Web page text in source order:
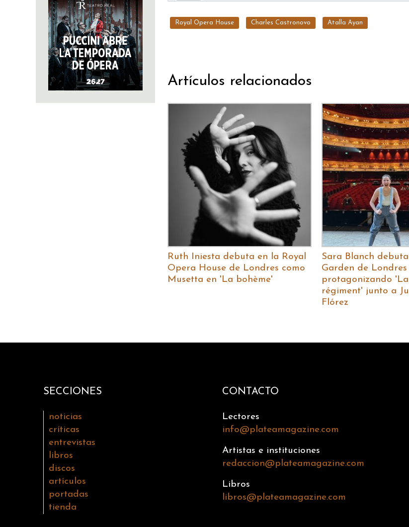
Royal Opera House Charles Castronovo Atalla Ayan
Artículos relacionados
Ruth Iniesta debuta en la Royal
Opera House de Londres como
Musetta en 'La bohème'
Sara Blanch
Garden de Londres
protagonizando
régiment' junto a
Flórez
SECCIONES
noticias
críticas
entrevistas
libros
discos
artículos
portadas
tienda
CONTACTO
Lectores
info@plateamagazine.com
Artistas e instituciones
redaccion@plateamagazine.com
Libros
libros@plateamagazine.com